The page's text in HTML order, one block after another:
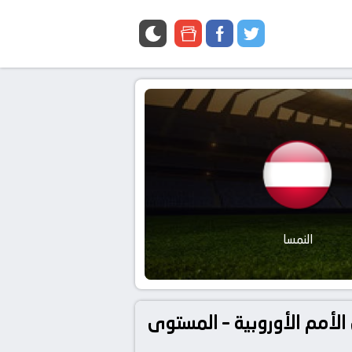
twitter
facebook
google
النمسا
2024-09-09 في دوري دوري الأمم الأوروبية – المستوى